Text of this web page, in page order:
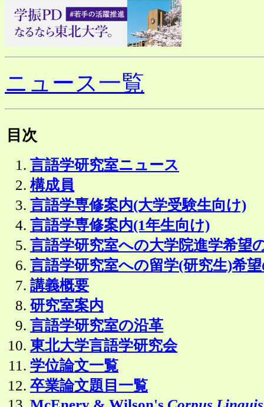
ニュース一覧
目次
言語学研究室ニュース
構成員
言語学専修案内(大学受験生向け)
言語学専修案内(1年生向け)
言語学研究室への大学院進学希望
言語学研究室への留学(研究生)希
講義概要
研究室案内
言語学研究室の沿革
東北大学言語学研究会
学位論文一覧
卒業論文題目一覧